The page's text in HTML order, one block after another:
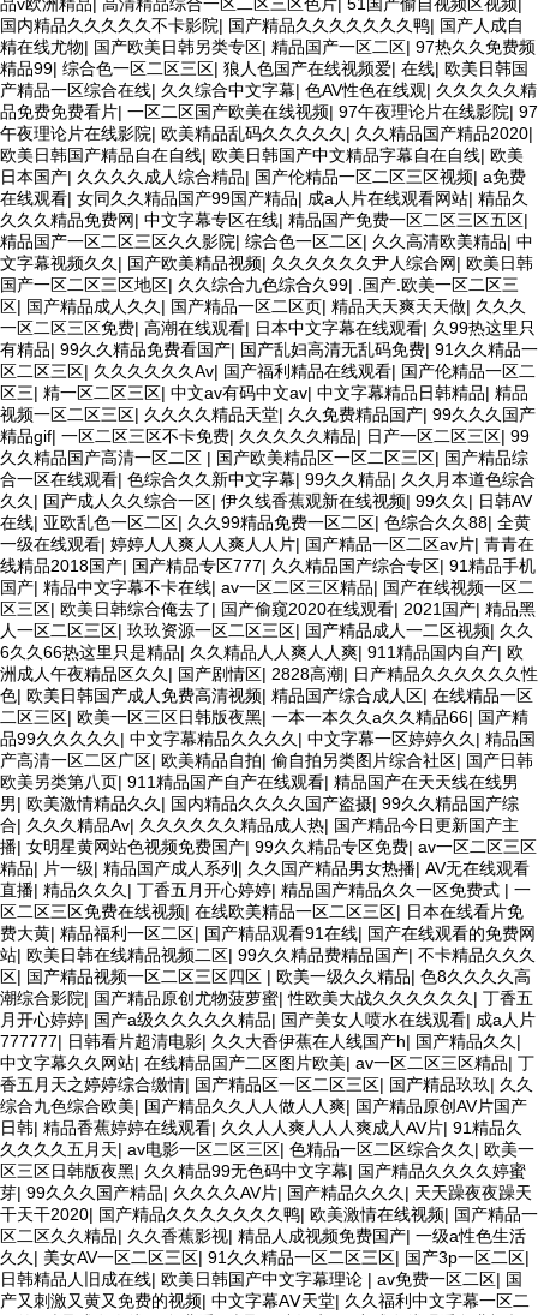
国内精品久久久久久不卡影院| 国产精品久久久久久久久鸭| 国产人成自
精在线尤物| 国产欧美日韩另类专区| 精品国产一区二区| 97热久久免费频
精品99| 综合色一区二区三区| 狼人色国产在线视频爱| 在线| 欧美日韩国
产精品一区综合在线| 久久综合中文字幕| 色AV性色在线观| 久久久久久精
品免费免费看片| 一区二区国产欧美在线视频| 97午夜理论片在线影院| 97
午夜理论片在线影院| 欧美精品乱码久久久久久 | 久久精品国产精品2020|
欧美日韩国产精品自在自线| 欧美日韩国产中文精品字幕自在自线| 欧美
日本国产| 久久久久成人综合精品| 国产伦精品一区二区三区视频| a免费
在线观看| 女同久久精品国产99国产精品| 成a人片在线观看网站| 精品久
久久久精品免费网| 中文字幕专区在线| 精品国产免费一区二区三区五区|
精品国产一区二区三区久久影院| 综合色一区二区| 久久高清欧美精品| 中
文字幕视频久久 | 国产欧美精品视频| 久久久久久久尹人综合网| 欧美日韩
国产一区二区三区地区| 久久综合九色综合久99|
.国产.欧美一区二区三
区| 国产精品成人久久 | 国产精品一区二区页| 精品天天爽天天做| 久久久
一区二区三区免费| 高潮在线观看| 日本中文字幕在线观看| 久99热这里只
有精品| 99久久精品免费看国产| 国产乱妇高清无乱码免费| 91久久精品一
区二区三区| 久久久久久久Av| 国产福利精品在线观看| 国产伦精品一区二
区三| 精一区二区三区| 中文av有码中文av| 中文字幕精品日韩精品| 精品
视频一区二区三区| 久久久久精品天堂| 久久免费精品国产| 99久久久国产
精品gif| 一区二区三区不卡免费| 久久久久久精品| 日产一区二区三区| 99
久久精品国产高清一区二区 | 国产欧美精品区一区二区三区| 国产精品综
合一区在线观看| 色综合久久新中文字幕| 99久久精品| 久久月本道色综合
久久 | 国产成人久久综合一区| 伊久线香蕉观新在线视频| 99久久 | 日韩AV
在线| 亚欧乱色一区二区| 久久99精品免费一区二区| 色综合久久88| 全黄
一级在线观看| 婷婷人人爽人人爽人人片| 国产精品一区二区av片| 青青在
线精品2018国产| 国产精品专区777| 久久精品国产综合专区| 91精品手机
国产| 精品中文字幕不卡在线| av一区二区三区精品| 国产在线视频一区二
区三区| 欧美日韩综合俺去了| 国产偷窥2020在线观看| 2021国产| 精品黑
人一区二区三区| 玖玖资源一区二区三区| 国产精品成人一二区视频| 久久
6久久66热这里只是精品| 久久精品人人爽人人爽| 911精品国内自产| 欧
洲成人午夜精品区久久 | 国产剧情区| 2828高潮| 日产精品久久久久久久性
色| 欧美日韩国产成人免费高清视频| 精品国产综合成人区| 在线精品一区
二区三区| 欧美一区三区日韩版夜黑| 一本一本久久a久久精品66| 国产精
品99久久久久久 | 中文字幕精品久久久久 | 中文字幕一区婷婷久久 | 精品国
产高清一区二区广区| 欧美精品自拍| 偷自拍另类图片综合社区| 国产日韩
欧美另类第八页| 911精品国产自产在线观看| 精品国产在天天线在线男
男| 欧美激情精品久久 | 国内精品久久久久国产盗摄| 99久久精品国产综
合| 久久久精品Av| 久久久久久久精品成人热| 国产精品今日更新国产主
播| 女明星黄网站色视频免费国产| 99久久精品专区免费| av一区二区三区
精品| 片一级| 精品国产成人系列 | 久久国产精品男女热播| AV无在线观看
直播| 精品久久久 | 丁香五月开心婷婷| 精品国产精品久久一区免费式 | 一
区二区三区免费在线视频| 在线欧美精品一区二区三区| 日本在线看片免
费大黄| 精品福利一区二区| 国产精品观看91在线| 国产在线观看的免费网
站| 欧美日韩在线精品视频二区| 99久久精品费精品国产| 不卡精品久久久
区| 国产精品视频一区二区三区四区 | 欧美一级久久精品| 色8久久久久高
潮综合影院| 国产精品原创尤物菠萝蜜|性欧美大战久久久久久久 | 丁香五
月开心婷婷| 国产a级久久久久久精品| 国产美女人喷水在线观看| 成a人片
777777| 日韩看片超清电影| 久久大香伊蕉在人线国产h| 国产精品久久 |
中文字幕久久网站| 在线精品国产二区图片欧美| av一区二区三区精品| 丁
香五月天之婷婷综合缴情| 国产精品区一区二区三区| 国产精品玖玖| 久久
综合九色综合欧美| 国产精品久久人人做人人爽| 国产精品原创AV片国产
日韩| 精品香蕉婷婷在线观看| 久久人人爽人人人爽成人AV片| 91精品久
久久久久五月天| av电影一区二区三区| 色精品一区二区综合久久 | 欧美一
区三区日韩版夜黑| 久久精品99无色码中文字幕| 国产精品久久久久婷蜜
芽| 99久久久国产精品| 久久久久AV片| 国产精品久久久 | 天天躁夜夜躁天
干天干2020| 国产精品久久久久久久久鸭| 欧美激情在线视频| 国产精品一
区二区久久精品| 久久香蕉影视| 精品人成视频免费国产| 一级a性色生活
久久 | 美女AV一区二区三区| 91久久精品一区二区三区| 国产3p一区二区|
日韩精品人旧成在线| 欧美日韩国产中文字幕理论 | av免费一区二区| 国
产又刺激又黄又免费的视频| 中文字幕AⅤ天堂| 久久福利中文字幕一区二